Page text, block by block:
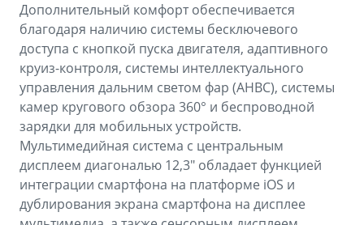
Дополнительный комфорт обеспечивается
благодаря наличию системы бесключевого
доступа с кнопкой пуска двигателя, адаптивного
круиз-контроля, системы интеллектуального
управления дальним светом фар (AHBC), системы
камер кругового обзора 360° и беспроводной
зарядки для мобильных устройств.
Мультимедийная система с центральным
дисплеем диагональю 12,3" обладает функцией
интеграции смартфона на платформе iOS и
дублирования экрана смартфона на дисплее